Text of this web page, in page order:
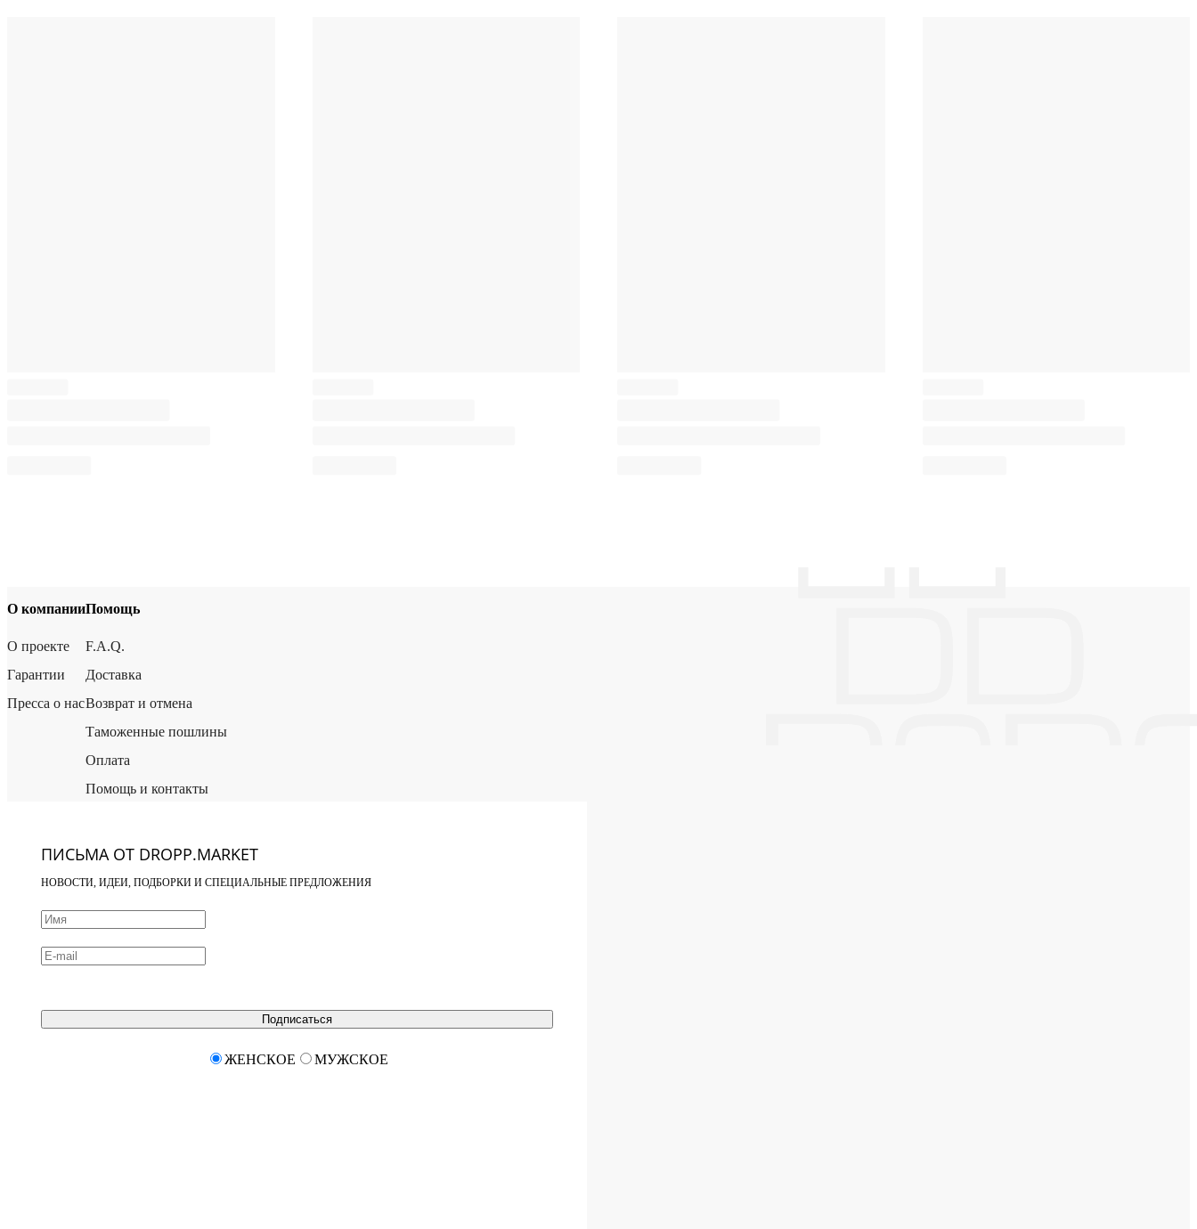
О компании
О проекте
Гарантии
Пресса о нас
Помощь
F.A.Q.
Доставка
Возврат и отмена
Таможенные пошлины
Оплата
Помощь и контакты
ПИСЬМА ОТ DROPP.MARKET
НОВОСТИ, ИДЕИ, ПОДБОРКИ И СПЕЦИАЛЬНЫЕ ПРЕДЛОЖЕНИЯ
Подписаться
ЖЕНСКОЕ МУЖСКОЕ